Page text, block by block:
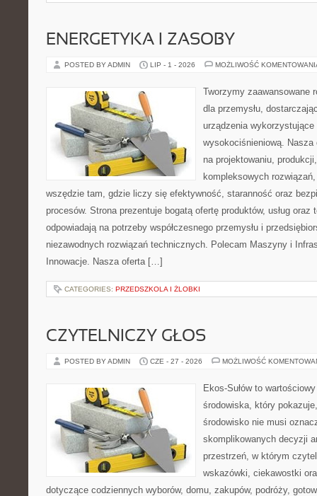
ENERGETYKA I ZASOBY
POSTED BY ADMIN LIP - 1 - 2026 MOŻLIWOŚĆ
Tworzymy zaawansowane
dla przemysłu,
urządzenia wykorzystujące
wysokociśnieniową. Nasza
na projektowaniu,
kompleksowych
wszędzie tam, gdzie liczy się efektywność, staranność oraz
procesów. Strona prezentuje bogatą ofertę produktów, usług oraz
odpowiadają na potrzeby współczesnego przemysłu i
niezawodnych rozwiązań technicznych. Polecam Maszyny i
Innowacje. Nasza oferta […]
CATEGORIES: PRZEDSZKOLA I ŻLOBKI
CZYTELNICZY GŁOS
POSTED BY ADMIN CZE - 27 - 2026 MOŻLIWOŚĆ
Ekos-Sułów to
środowiska, który
środowisko nie musi
skomplikowanych decyzji
przestrzeń, w którym
wskazówki, ciekawostki
dotyczące codziennych wyborów, domu, zakupów, podróży,